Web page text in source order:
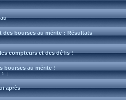
bourses au mérite : Résultats
compteurs et des défis !
bourses au mérite !
5]
après